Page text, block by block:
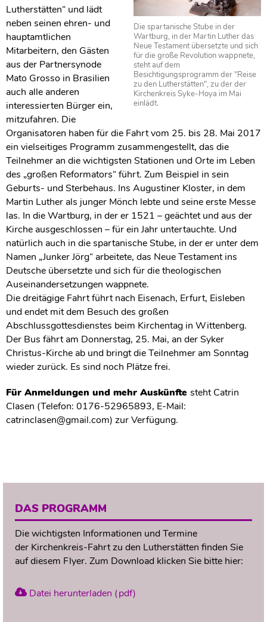
Die spartanische Stube in der
Wartburg, in der Martin Luther das
Neue Testament übersetzte und sich
für die große Revolution wappnete,
steht auf dem
Besichtigungsprogramm der "Reise
zu den Lutherstätten", zu der der
Kirchenkreis Syke-Hoya im Mai
einlädt.
Lutherstätten“ und lädt
neben seinen ehren- und
hauptamtlichen
Mitarbeitern, den Gästen
aus der Partnersynode
Mato Grosso in Brasilien
auch alle anderen
interessierten Bürger ein,
mitzufahren. Die
Organisatoren haben für die Fahrt vom 25. bis 28. Mai 2017
ein vielseitiges Programm zusammengestellt, das die
Teilnehmer an die wichtigsten Stationen und Orte im Leben
des „großen Reformators“ führt. Zum Beispiel in sein
Geburts- und Sterbehaus. Ins Augustiner Kloster, in dem
Martin Luther als junger Mönch lebte und seine erste Messe
las. In die Wartburg, in der er 1521 – geächtet und aus der
Kirche ausgeschlossen – für ein Jahr untertauchte. Und
natürlich auch in die spartanische Stube, in der er unter dem
Namen „Junker Jörg“ arbeitete, das Neue Testament ins
Deutsche übersetzte und sich für die theologischen
Auseinandersetzungen wappnete.
Die dreitägige Fahrt führt nach Eisenach, Erfurt, Eisleben
und endet mit dem Besuch des großen
Abschlussgottesdienstes beim Kirchentag in Wittenberg.
Der Bus fährt am Donnerstag, 25. Mai, an der Syker
Christus-Kirche ab und bringt die Teilnehmer am Sonntag
wieder zurück. Es sind noch Plätze frei.
Für Anmeldungen und mehr Auskünfte steht Catrin
Clasen (Telefon: 0176-52965893, E-Mail:
catrinclasen@gmail.com) zur Verfügung.
DAS PROGRAMM
Die wichtigsten Informationen und Termine
der Kirchenkreis-Fahrt zu den Lutherstätten finden Sie
auf diesem Flyer. Zum Download klicken Sie bitte hier:
Datei herunterladen (pdf)